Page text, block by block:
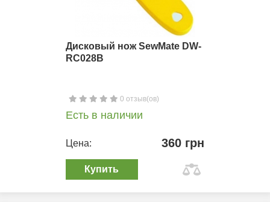
Дисковый нож SewMate DW-
RC028B
0 отзыв(ов)
Есть в наличии
Цена: 360 грн
Купить